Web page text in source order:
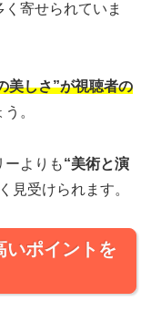
寄せられていま
美しさ”が視聴者の
。
ーよりも“美術と演
見受けられます。
いポイントを